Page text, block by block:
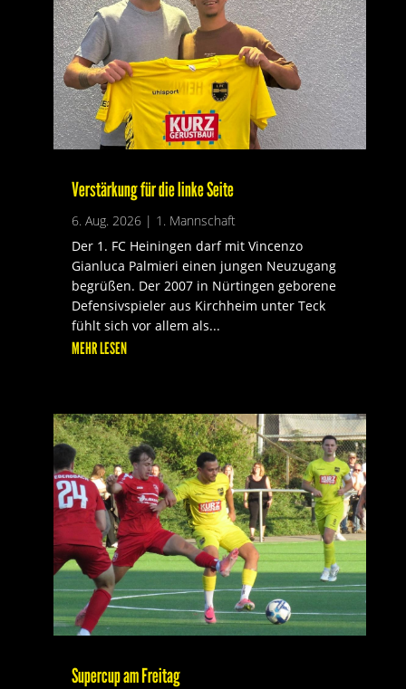
Verstärkung für die linke Seite
6. Aug. 2026| 1. Mannschaft
Der 1. FC Heiningen darf mit Vincenzo
Gianluca Palmieri einen jungen Neuzugang
begrüßen. Der 2007 in Nürtingen geborene
Defensivspieler aus Kirchheim unter Teck
fühlt sich vor allem als...
MEHR LESEN
Supercup am Freitag